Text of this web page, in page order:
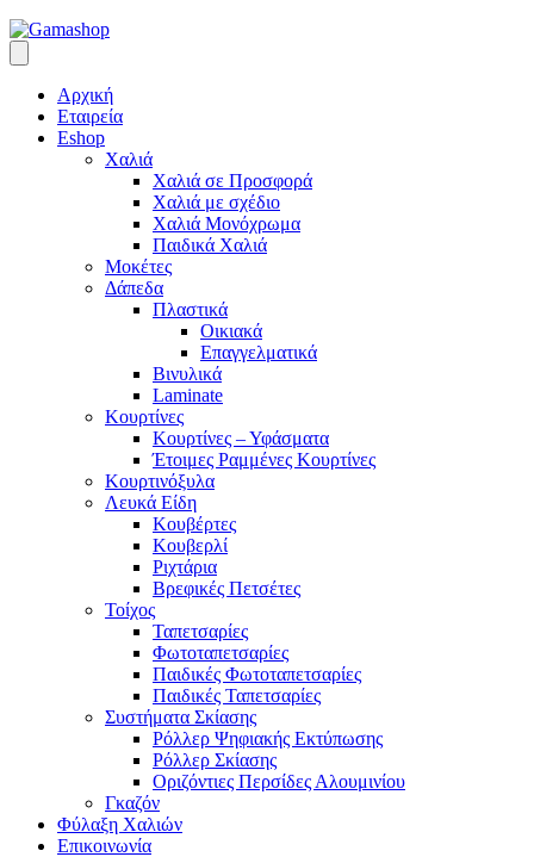
Αρχική
Εταιρεία
Eshop
Χαλιά
Χαλιά σε Προσφορά
Χαλιά με σχέδιο
Χαλιά Μονόχρωμα
Παιδικά Χαλιά
Μοκέτες
Δάπεδα
Πλαστικά
Οικιακά
Επαγγελματικά
Βινυλικά
Laminate
Κουρτίνες
Κουρτίνες – Υφάσματα
Έτοιμες Ραμμένες Κουρτίνες
Κουρτινόξυλα
Λευκά Είδη
Κουβέρτες
Κουβερλί
Ριχτάρια
Βρεφικές Πετσέτες
Τοίχος
Ταπετσαρίες
Φωτοταπετσαρίες
Παιδικές Φωτοταπετσαρίες
Παιδικές Ταπετσαρίες
Συστήματα Σκίασης
Ρόλλερ Ψηφιακής Εκτύπωσης
Ρόλλερ Σκίασης
Οριζόντιες Περσίδες Αλουμινίου
Γκαζόν
Φύλαξη Χαλιών
Επικοινωνία